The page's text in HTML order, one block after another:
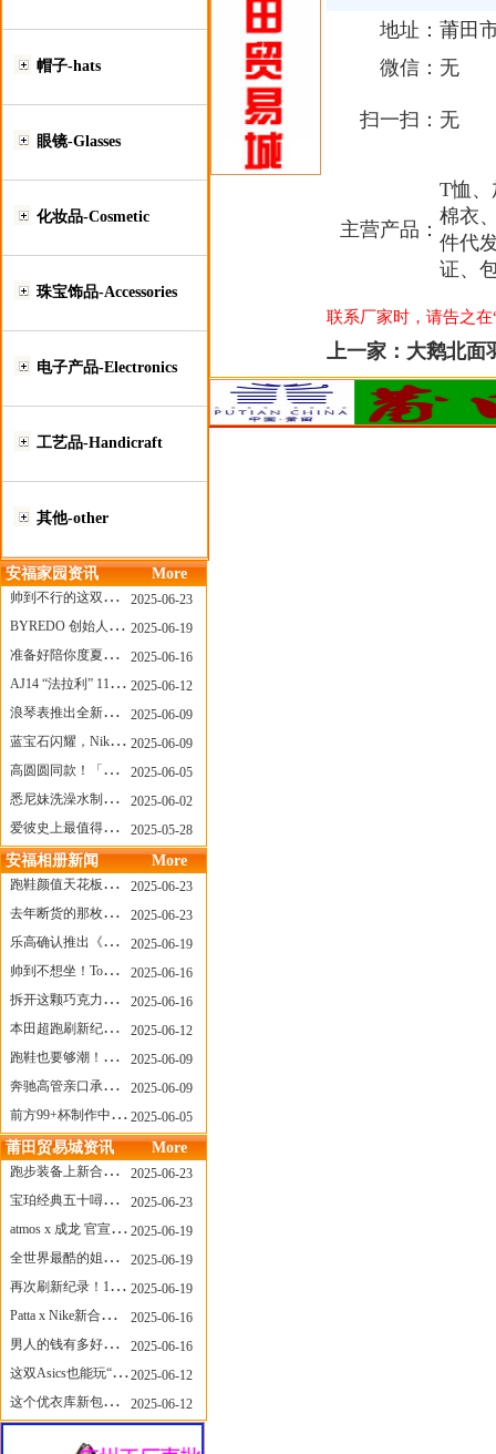
帽子-hats
眼镜-Glasses
化妆品-Cosmetic
珠宝饰品-Accessories
电子产品-Electronics
工艺品-Handicraft
其他-other
安福家园资讯 More
帅到不行的这双跑鞋，其实藏着Nike第一位签约跑者的故事
2025-06-23
BYREDO 创始人离任，也带走了那份灵魂感
2025-06-19
准备好陪你度夏，nanamica x Suicoke 新联名来了
2025-06-16
AJ14 “法拉利” 11年后回归，红色超跑气场全开
2025-06-12
浪琴表推出全新先行者系列祖鲁时间1925腕表
2025-06-09
蓝宝石闪耀，Nike Air Max DN8 华丽变身
2025-06-09
高圆圆同款！「赤足New Balance」新联名曝光，铺货了
2025-06-05
悉尼妹洗澡水制成肥皂开启售卖！男粉：这肥皂能吃吗？
2025-06-02
爱彼史上最值得看的大展！揭秘150年传奇制表背后
2025-05-28
安福相册新闻 More
跑鞋颜值天花板？日常也能帅一脸
2025-06-23
去年断货的那枚表， CASIO指环表又要发售了
2025-06-23
乐高确认推出《哥斯拉》积木，这设计也太酷了！
2025-06-19
帅到不想坐！Tom Sachs x Helinox 这把露营椅太炸了
2025-06-16
拆开这颗巧克力，居然是皮卡丘？
2025-06-16
本田超跑刷新纪录了！700万元成交价
2025-06-12
跑鞋也要够潮！昂跑 x Slam Jam 联名即将发售
2025-06-09
奔驰高管亲口承认：电动G级，完全失败了！
2025-06-09
前方99+杯制作中！「爷爷不泡茶」苹果狗、桃桃喵，今夏顶流潮饮！
2025-06-05
莆田贸易城资讯 More
跑步装备上新合集，最近有什么可以关注的呢？
2025-06-23
宝珀经典五十噚家族再添新员 适配所有腕围的38mm小表径腕表亮相
2025-06-23
atmos x 成龙 官宣，《警察故事》联名短袖公布！
2025-06-19
全世界最酷的姐姐，和Nike联名的鞋要来了！
2025-06-19
再次刷新纪录！14只 LABUBU 共拍出240万元
2025-06-19
Patta x Nike新合作提前泄露，这次的服饰周边也有亮点？
2025-06-16
男人的钱有多好赚？四个大学生创业卖短裤，年销8个亿！
2025-06-16
这双Asics也能玩“牛仔感”？TOGA联名即将登场！
2025-06-12
这个优衣库新包，能火起来吗？
2025-06-12
地址： 莆田
微信： 无
扫一扫： 无
主营产品：
T恤
棉衣
件代
证、
联系厂家时，请告之
上一家： 大鹅北面